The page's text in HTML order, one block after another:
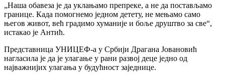
„Наша обавеза је да уклањамо препреке, а не да постављамо
границе. Када помогнемо једном детету, не мењамо само
његов живот, већ градимо хуманије и боље друштво за све“,
истакао је Антић.
Представница УНИЦЕФ-а у Србији Драгана Јовановић
нагласила је да је улагање у рани развој деце једно од
најважнијих улагања у будућност заједнице.